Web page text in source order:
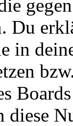
Du
in
diese